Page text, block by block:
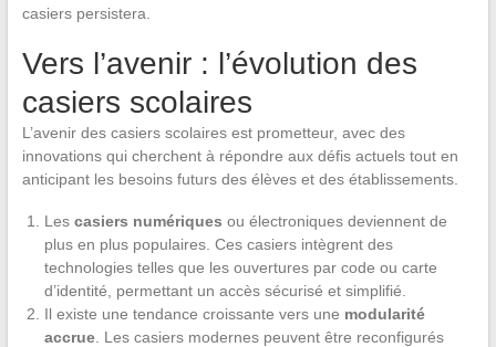
casiers persistera.
Vers l’avenir : l’évolution des
casiers scolaires
L’avenir des casiers scolaires est prometteur, avec des
innovations qui cherchent à répondre aux défis actuels tout en
anticipant les besoins futurs des élèves et des établissements.
Les casiers numériques ou électroniques deviennent de
plus en plus populaires. Ces casiers intègrent des
technologies telles que les ouvertures par code ou carte
d’identité, permettant un accès sécurisé et simplifié.
Il existe une tendance croissante vers une modularité
accrue. Les casiers modernes peuvent être reconfigurés